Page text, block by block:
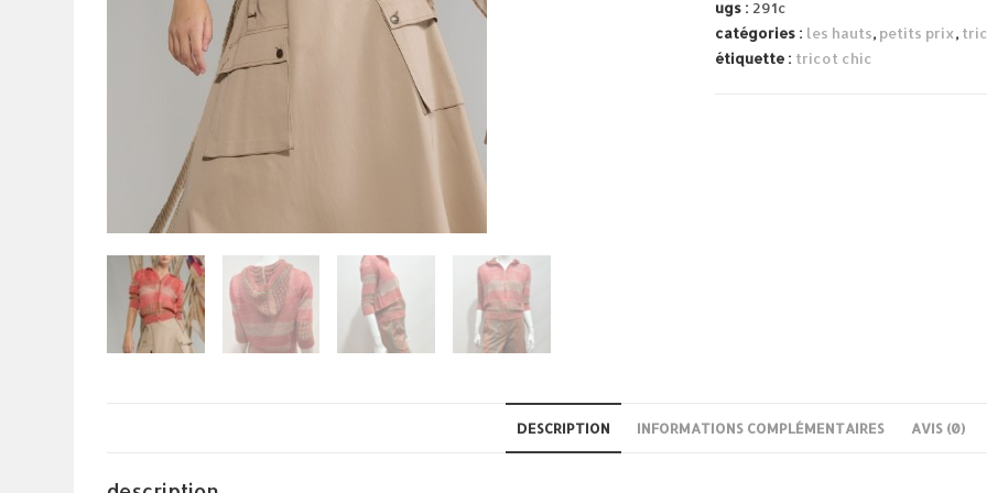
avec
capuche
ugs : 291c
catégories : les hauts, petits prix,
étiquette : tricot chic
DESCRIPTION INFORMATIONS COMPLÉMENTAIRES AVIS (0)